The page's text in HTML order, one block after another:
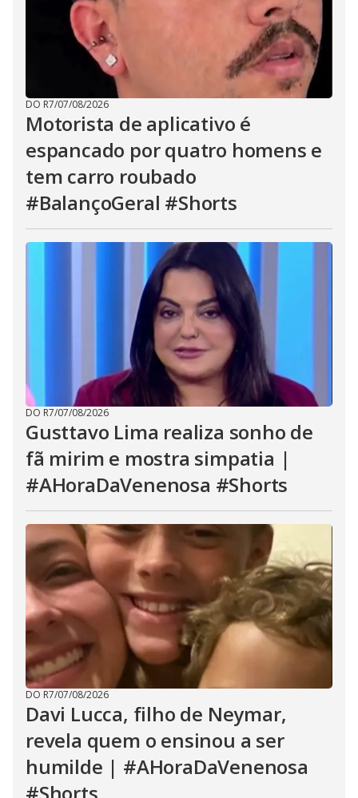
DO R7/07/08/2026
Motorista de aplicativo é
espancado por quatro homens e
tem carro roubado
#BalançoGeral #Shorts
DO R7/07/08/2026
Gusttavo Lima realiza sonho de
fã mirim e mostra simpatia |
#AHoraDaVenenosa #Shorts
DO R7/07/08/2026
Davi Lucca, filho de Neymar,
revela quem o ensinou a ser
humilde | #AHoraDaVenenosa